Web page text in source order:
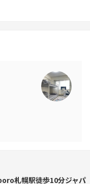
札幌駅徒歩10分ジャパ